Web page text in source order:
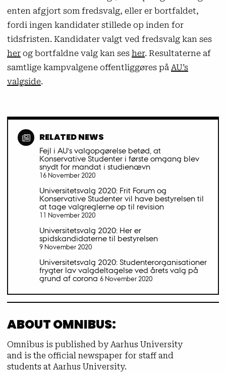
enten afgjort som fredsvalg, eller er bortfaldet,
fordi ingen kandidater stillede op inden for
tidsfristen. Kandidater valgt ved fredsvalg kan ses
herog bortfaldne valg kan ses her. Resultaterne af
samtlige kampvalgene offentliggøres på AU’s
valgside.
RELATED NEWS
Fejl i AU’s valgopgørelse betød, at
Konservative Studenter i første omgang blev
snydt for mandat i studienævn
16 November 2020
Universitetsvalg 2020: Frit Forum og
Konservative Studenter vil have bestyrelsen til
at tage valgreglerne op til revision
11 November 2020
Universitetsvalg 2020: Her er
spidskandidaterne til bestyrelsen
9 November 2020
Universitetsvalg 2020: Studenterorganisationer
frygter lav valgdeltagelse ved årets valg på
grund af corona 6 November 2020
ABOUT OMNIBUS:
Omnibus is published by Aarhus University
and is the official newspaper for staff and
students at Aarhus University.